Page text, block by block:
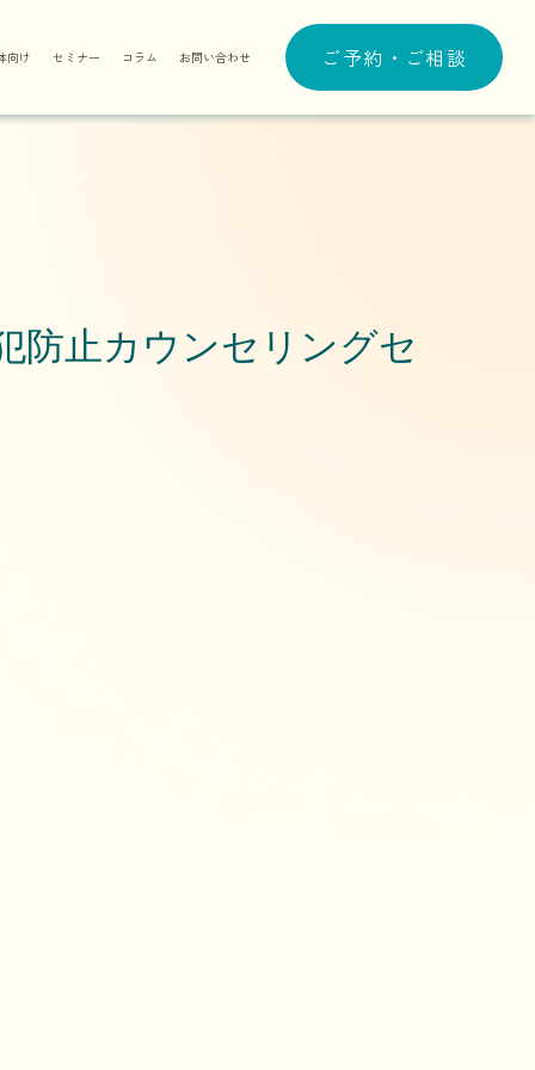
向け セミナー コラム お問い合わせ ご予約・ご相談
防止カウンセリングセ